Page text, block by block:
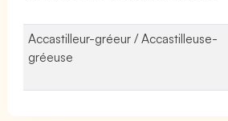
Accastilleur-gréeur / Accastilleuse-
gréeuse